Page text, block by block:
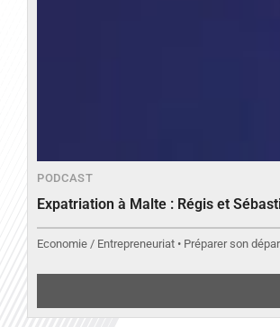
PODCAST
Expatriation à Malte : Régis et
Economie / Entrepreneuriat • Préparer son